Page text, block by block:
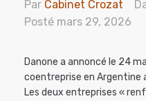
Par Cabinet Crozat
Posté mars 29, 2026
Danone a annoncé le 24
coentreprise en Argentine
Les deux entreprises «